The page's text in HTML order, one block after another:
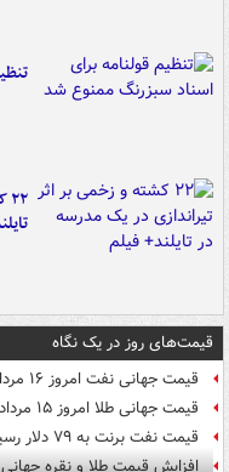
قیمت‌های روز در یک نگاه
قیمت جهانی نفت امروز ۱۶ مرداد
قیمت جهانی طلا امروز ۱۵ مرداد
قیمت نفت برنت به ۷۹ دلار رسید
افزایش قیمت طلا و نقره جهانی